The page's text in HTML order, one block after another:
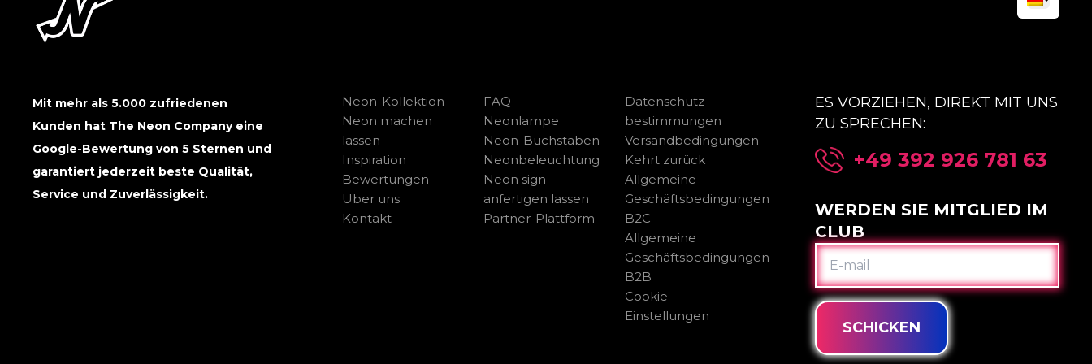
Mit mehr als 5.000 zufriedenen
Kunden hat The Neon Company eine
Google-Bewertung von 5 Sternen und
garantiert jederzeit beste Qualität,
Service und Zuverlässigkeit.
Neon-Kollektion
Neon machen
lassen
Inspiration
Bewertungen
Über uns
Kontakt
FAQ
Neonlampe
Neon-Buchstaben
Neonbeleuchtung
Neon sign
anfertigen lassen
Partner-Plattform
Datenschutz
bestimmungen
Versandbedingungen
Kehrt zurück
Allgemeine
Geschäftsbedingungen
B2C
Allgemeine
Geschäftsbedingungen
B2B
Cookie-
Einstellungen
ES VORZIEHEN, DIREKT MIT UNS
ZU SPRECHEN:
+49 392 926 781 63
WERDEN SIE MITGLIED IM
CLUB
E-
MAIL
SCHICKEN